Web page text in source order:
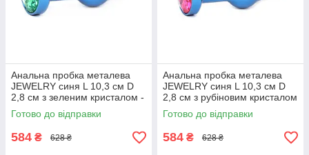
Анальна пробка металева
JEWELRY синя L 10,3 см D
2,8 см з зеленим кристалом -
online multimarket Love&Life -
online-multimarket-
Готово до відправки
584 ₴ 628 ₴
Анальна пробка металева
JEWELRY синя L 10,3 см D
2,8 см з рубіновим кристалом
- online multimarket Love&Life
-online-multimarket-
Готово до відправки
584 ₴ 628 ₴